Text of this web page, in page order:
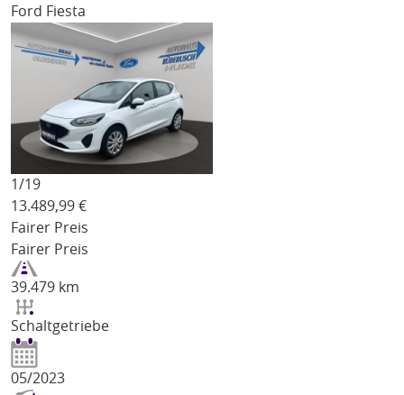
Ford Fiesta
1/19
13.489,99 €
Fairer Preis
Fairer Preis
39.479 km
Schaltgetriebe
05/2023